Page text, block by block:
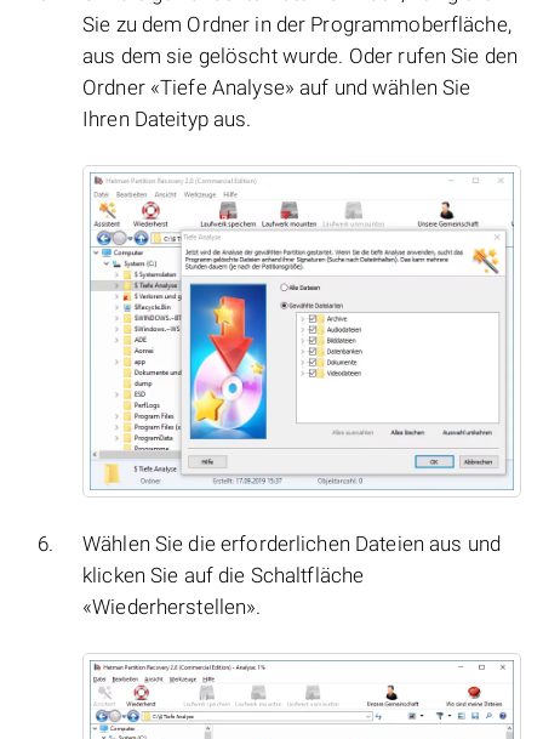
Sie zu dem Ordner in der Programmoberfläche,
aus dem sie gelöscht wurde. Oder rufen Sie den
Ordner «Tiefe Analyse» auf und wählen Sie
Ihren Dateityp aus.
Wählen Sie die erforderlichen Dateien aus und
klicken Sie auf die Schaltfläche
«Wiederherstellen».